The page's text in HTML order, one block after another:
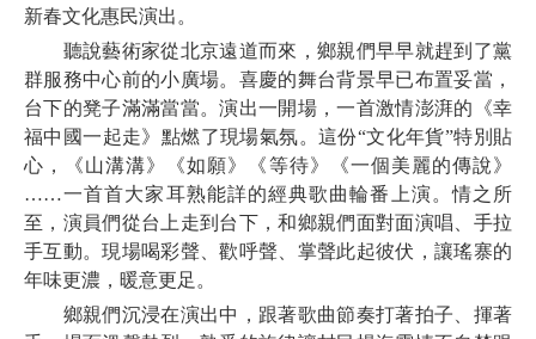
新春文化惠民演出。
聽說藝術家從北京遠道而來，鄉親們早早就趕到了黨
群服務中心前的小廣場。喜慶的舞台背景早已布置妥當，
台下的凳子滿滿當當。演出一開場，一首激情澎湃的《幸
福中國一起走》點燃了現場氣氛。這份“文化年貨”特別貼
心，《山溝溝》《如願》《等待》《一個美麗的傳說》
……一首首大家耳熟能詳的經典歌曲輪番上演。情之所
至，演員們從台上走到台下，和鄉親們面對面演唱、手拉
手互動。現場喝彩聲、歡呼聲、掌聲此起彼伏，讓瑤寨的
年味更濃，暖意更足。
鄉親們沉浸在演出中，跟著歌曲節奏打著拍子、揮著